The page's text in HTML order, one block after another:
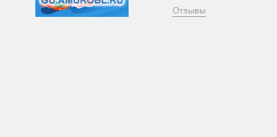
Отзывы